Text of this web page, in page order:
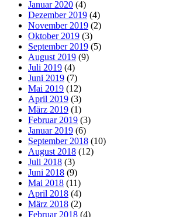
Januar 2020 (4)
Dezember 2019 (4)
November 2019 (2)
Oktober 2019 (3)
September 2019 (5)
August 2019 (9)
Juli 2019 (4)
Juni 2019 (7)
Mai 2019 (12)
April 2019 (3)
März 2019 (1)
Februar 2019 (3)
Januar 2019 (6)
September 2018 (10)
August 2018 (12)
Juli 2018 (3)
Juni 2018 (9)
Mai 2018 (11)
April 2018 (4)
März 2018 (2)
Februar 2018 (4)